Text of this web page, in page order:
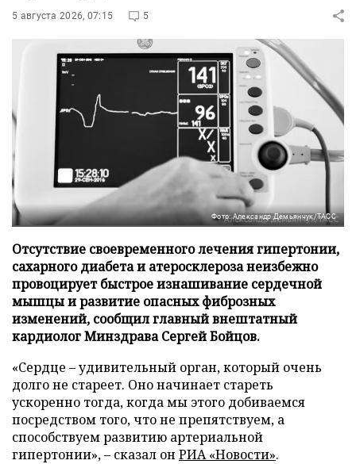
5 августа 2026, 07:15 5
Фото: Александр Демьянчук/ТАСС
Отсутствие своевременного лечения гипертонии,
сахарного диабета и атеросклероза неизбежно
провоцирует быстрое изнашивание сердечной
мышцы и развитие опасных фиброзных
изменений, сообщил главный внештатный
кардиолог Минздрава Сергей Бойцов.
«Сердце – удивительный орган, который очень
долго не стареет. Оно начинает стареть
ускоренно тогда, когда мы этого добиваемся
посредством того, что не препятствуем, а
способствуем развитию артериальной
гипертонии», – сказал он РИА «Новости».